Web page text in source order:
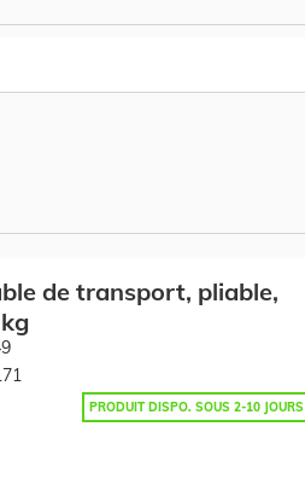
de transport, pliable,
PRODUIT DISPO. SOUS 2-10 JOURS